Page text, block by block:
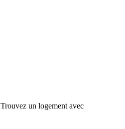
Trouvez un logement avec